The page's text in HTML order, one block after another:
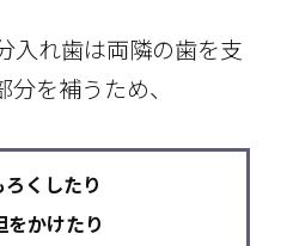
入れ歯は両隣の歯を支
を補うため、
くしたり
かけたり